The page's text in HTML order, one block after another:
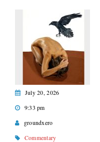
July 20, 2026
9:33 pm
groundxero
Commentary